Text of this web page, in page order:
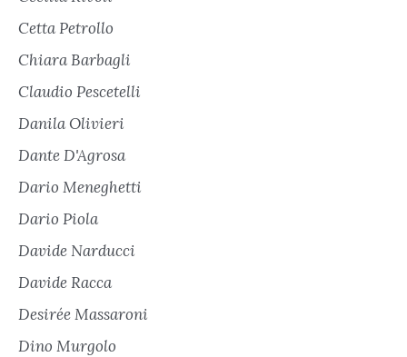
Cetta Petrollo
Chiara Barbagli
Claudio Pescetelli
Danila Olivieri
Dante D'Agrosa
Dario Meneghetti
Dario Piola
Davide Narducci
Davide Racca
Desirée Massaroni
Dino Murgolo